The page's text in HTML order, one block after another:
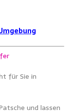
für Sie in
und lassen